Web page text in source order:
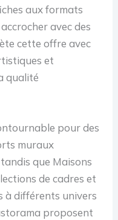
aux formats
avec des
cette offre avec
et
qualité
pour des
muraux
que Maisons
de cadres et
à différents univers
proposent